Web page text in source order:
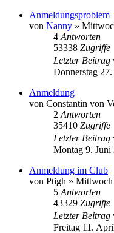
Anmeldungsproblem
von Nanny »
4 Antworten
53338 Zugriffe
Letzter Beitrag
Donnerstag
Anmeldung
von Constantin von
2 Antworten
35410 Zugriffe
Letzter Beitrag
Montag 9. Juni
Anmeldung im Club
von Ptigh » Mittwoch
5 Antworten
43329 Zugriffe
Letzter Beitrag
Freitag 11.